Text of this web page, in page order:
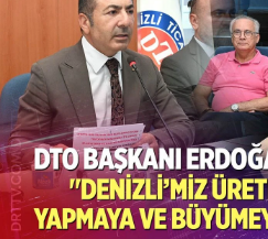
Resmi İlan
Resmi Reklam